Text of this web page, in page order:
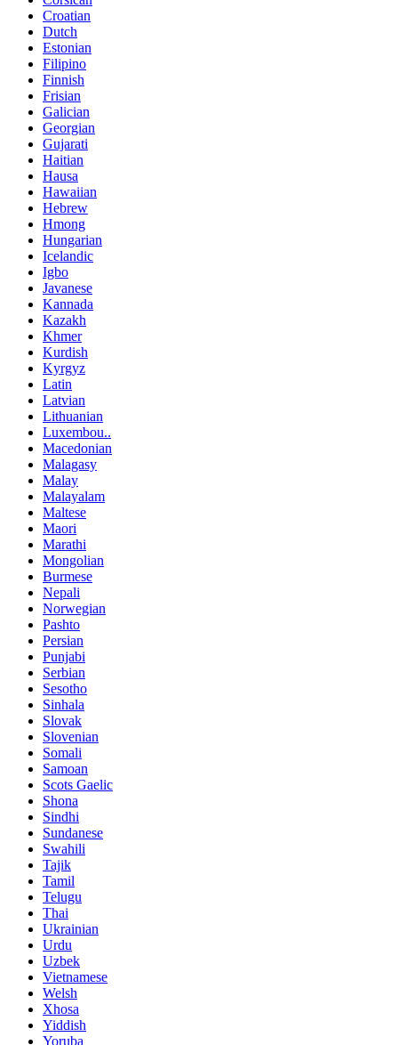
Croatian
Dutch
Estonian
Filipino
Finnish
Frisian
Galician
Georgian
Gujarati
Haitian
Hausa
Hawaiian
Hebrew
Hmong
Hungarian
Icelandic
Igbo
Javanese
Kannada
Kazakh
Khmer
Kurdish
Kyrgyz
Latin
Latvian
Lithuanian
Luxembou..
Macedonian
Malagasy
Malay
Malayalam
Maltese
Maori
Marathi
Mongolian
Burmese
Nepali
Norwegian
Pashto
Persian
Punjabi
Serbian
Sesotho
Sinhala
Slovak
Slovenian
Somali
Samoan
Scots Gaelic
Shona
Sindhi
Sundanese
Swahili
Tajik
Tamil
Telugu
Thai
Ukrainian
Urdu
Uzbek
Vietnamese
Welsh
Xhosa
Yiddish
Yoruba